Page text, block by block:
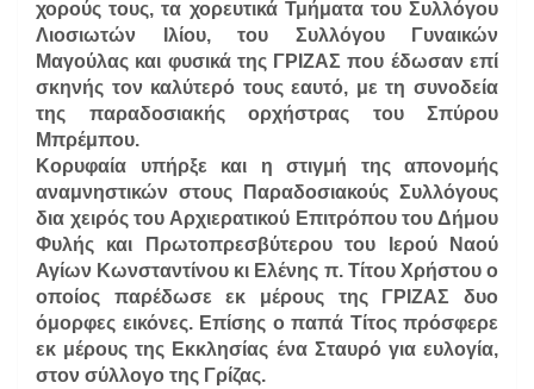
χορούς τους, τα χορευτικά Τμήματα του Συλλόγου
Λιοσιωτών Ιλίου, του Συλλόγου Γυναικών
Μαγούλας και φυσικά της ΓΡΙΖΑΣ που έδωσαν επί
σκηνής τον καλύτερό τους εαυτό, με τη συνοδεία
της παραδοσιακής ορχήστρας του Σπύρου
Μπρέμπου.
Κορυφαία υπήρξε και η στιγμή της απονομής
αναμνηστικών στους Παραδοσιακούς Συλλόγους
δια χειρός του Αρχιερατικού Επιτρόπου του Δήμου
Φυλής και Πρωτοπρεσβύτερου του Ιερού Ναού
Αγίων Κωνσταντίνου κι Ελένης π. Τίτου Χρήστου ο
οποίος παρέδωσε εκ μέρους της ΓΡΙΖΑΣ δυο
όμορφες εικόνες. Επίσης ο παπά Τίτος πρόσφερε
εκ μέρους της Εκκλησίας ένα Σταυρό για ευλογία,
στον σύλλογο της Γρίζας.